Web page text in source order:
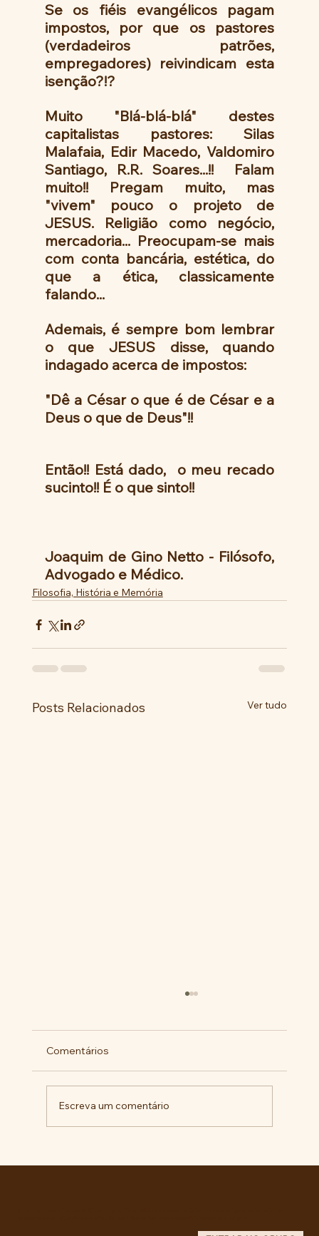
Se os fiéis evangélicos pagam
impostos, por que os pastores
(verdadeiros patrões,
empregadores) reivindicam esta
isenção?!?
Muito "Blá-blá-blá" destes
capitalistas pastores: Silas
Malafaia, Edir Macedo, Valdomiro
Santiago, R.R. Soares...!!  Falam
muito!! Pregam muito, mas
"vivem" pouco o projeto de
JESUS. Religião como negócio,
mercadoria... Preocupam-se mais
com conta bancária, estética, do
que a ética, classicamente
falando...
Ademais, é sempre bom lembrar
o que JESUS disse, quando
indagado acerca de impostos:
"Dê a César o que é de César e a
Deus o que de Deus"!!
Então!! Está dado,  o meu recado
sucinto!! É o que sinto!!
Joaquim de Gino Netto - Filósofo,
Advogado e Médico.
Filosofia, História e Memória
Posts Relacionados Ver tudo
Comentários
Escreva um comentário